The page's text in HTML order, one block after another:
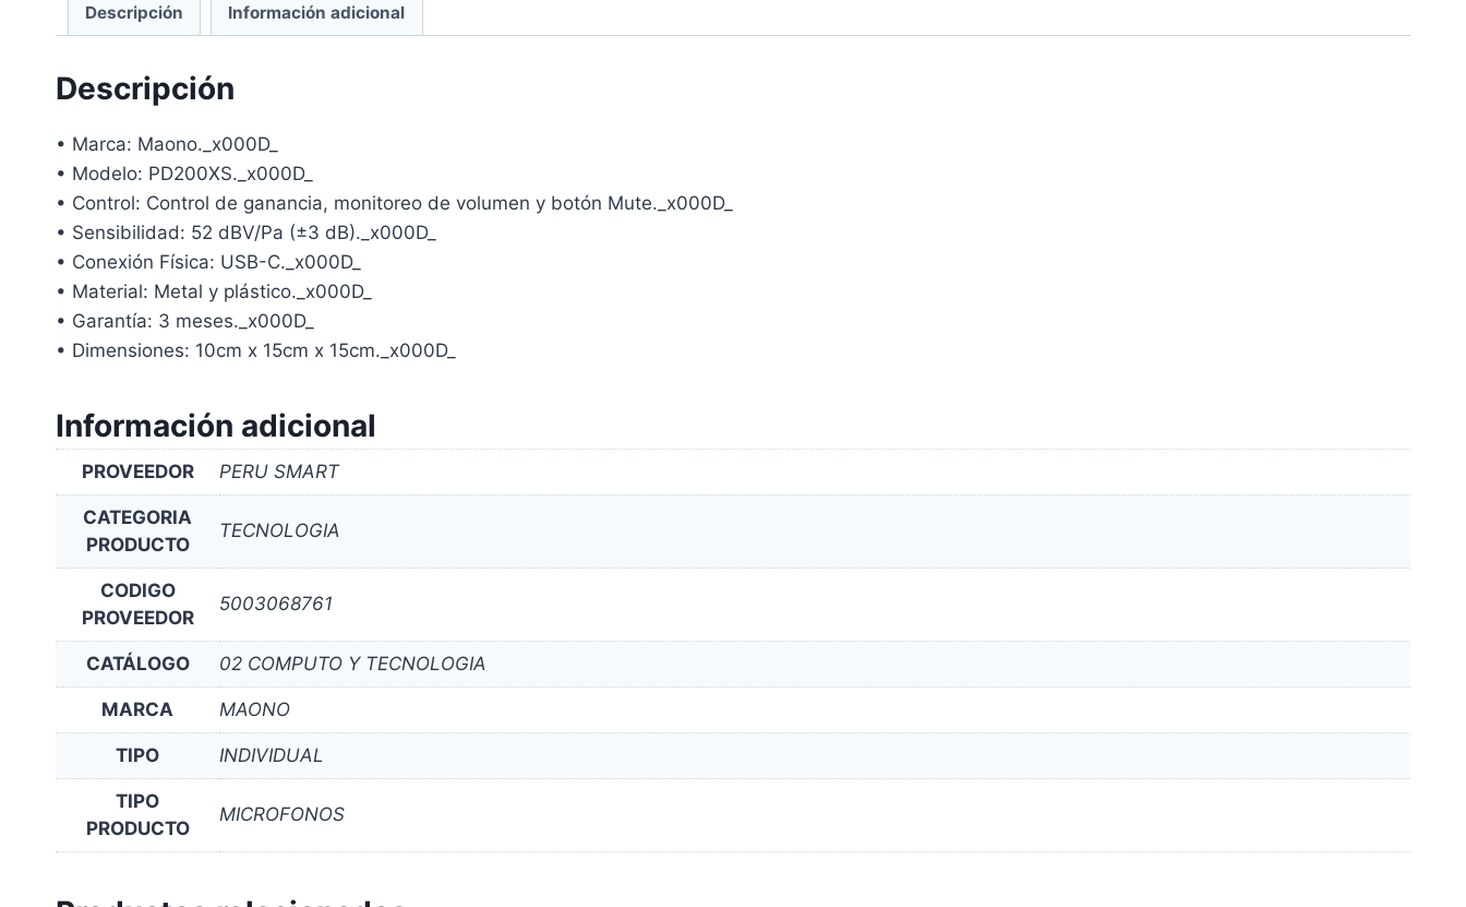
Descripción Información adicional
Descripción
• Marca: Maono._x000D_
• Modelo: PD200XS._x000D_
• Control: Control de ganancia, monitoreo de volumen y botón Mute._x000D_
• Sensibilidad: 52 dBV/Pa (±3 dB)._x000D_
• Conexión Física: USB-C._x000D_
• Material: Metal y plástico._x000D_
• Garantía: 3 meses._x000D_
• Dimensiones: 10cm x 15cm x 15cm._x000D_
Información adicional
PROVEEDOR PERU SMART
CATEGORIA
PRODUCTO
TECNOLOGIA
CODIGO
PROVEEDOR
5003068761
CATÁLOGO 02 COMPUTO Y TECNOLOGIA
MARCA MAONO
TIPO INDIVIDUAL
TIPO
PRODUCTO
MICROFONOS